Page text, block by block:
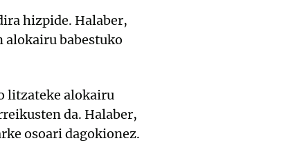
hizpide. Halaber,
alokairu babestuko
litzateke alokairu
da. Halaber,
osoari dagokionez.